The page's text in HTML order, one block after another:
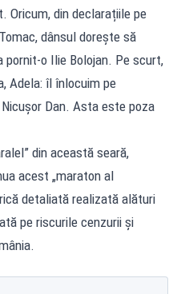
Oricum, din declarațiile pe
dânsul dorește să
pornit-o Ilie Bolojan. Pe scurt,
Adela: îl înlocuim pe
Dan. Asta este poza
din această seară,
acest „maraton al
detaliată realizată alături
pe riscurile cenzurii și